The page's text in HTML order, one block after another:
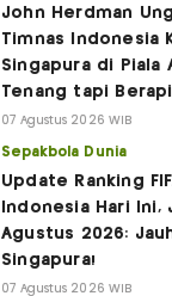
John Herdman
Timnas Indonesia
Singapura di Piala
Tenang tapi
07 Agustus 2026 WIB
Sepakbola Dunia
Update Ranking
Indonesia Hari Ini,
Agustus 2026:
Singapura!
07 Agustus 2026 WIB